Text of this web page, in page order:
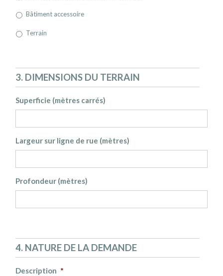
Bâtiment accessoire
Terrain
3. DIMENSIONS DU TERRAIN
Superficie (mètres carrés)
Largeur sur ligne de rue (mètres)
Profondeur (mètres)
4. NATURE DE LA DEMANDE
Description *